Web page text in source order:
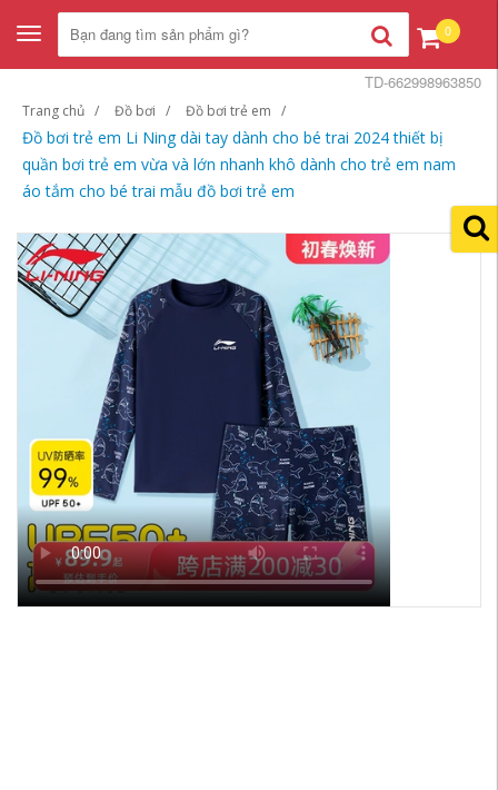
Toggle
navigation
0
Trang chủ Đồ bơi Đồ bơi trẻ em
Đồ bơi trẻ em Li Ning dài tay dành cho bé trai 2024 thiết bị
quần bơi trẻ em vừa và lớn nhanh khô dành cho trẻ em nam
áo tắm cho bé trai mẫu đồ bơi trẻ em
TD-662998963850